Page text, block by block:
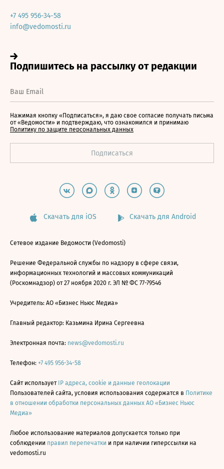
+7 495 956-34-58
info@vedomosti.ru
Нажимая кнопку «Подписаться», я даю свое согласие получать письма
от «Ведомости» и подтверждаю, что ознакомился и принимаю
Политику по защите персональных данных
Скачать для iOS Скачать для Android
Сетевое издание Ведомости (Vedomosti)
Решение Федеральной службы по надзору в сфере связи,
информационных технологий и массовых коммуникаций
(Роскомнадзор) от 27 ноября 2020 г. ЭЛ № ФС 77-79546
Учредитель: АО «Бизнес Ньюс Медиа»
Главный редактор: Казьмина Ирина Сергеевна
Электронная почта: news@vedomosti.ru
Телефон: +7 495 956-34-58
Сайт использует IP адреса, cookie и данные геолокации
Пользователей сайта, условия использования содержатся в Политике
в отношении обработки персональных данных АО «Бизнес Ньюс
Медиа»
Любое использование материалов допускается только при
соблюдении правил перепечатки и при наличии гиперссылки на
vedomosti.ru